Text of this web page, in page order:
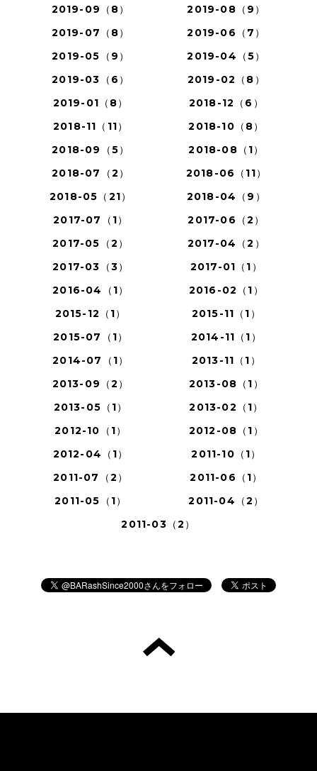
2019-09（8）
2019-08（9）
2019-07（8）
2019-06（7）
2019-05（9）
2019-04（5）
2019-03（6）
2019-02（8）
2019-01（8）
2018-12（6）
2018-11（11）
2018-10（8）
2018-09（5）
2018-08（1）
2018-07（2）
2018-06（11）
2018-05（21）
2018-04（9）
2017-07（1）
2017-06（2）
2017-05（2）
2017-04（2）
2017-03（3）
2017-01（1）
2016-04（1）
2016-02（1）
2015-12（1）
2015-11（1）
2015-07（1）
2014-11（1）
2014-07（1）
2013-11（1）
2013-09（2）
2013-08（1）
2013-05（1）
2013-02（1）
2012-10（1）
2012-08（1）
2012-04（1）
2011-10（1）
2011-07（2）
2011-06（1）
2011-05（1）
2011-04（2）
2011-03（2）